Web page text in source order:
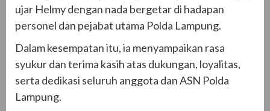
ujar Helmy dengan nada bergetar di hadapan
personel dan pejabat utama Polda Lampung.
Dalam kesempatan itu, ia menyampaikan rasa
syukur dan terima kasih atas dukungan, loyalitas,
serta dedikasi seluruh anggota dan ASN Polda
Lampung.